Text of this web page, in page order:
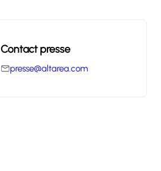
Contact presse
presse@altarea.com